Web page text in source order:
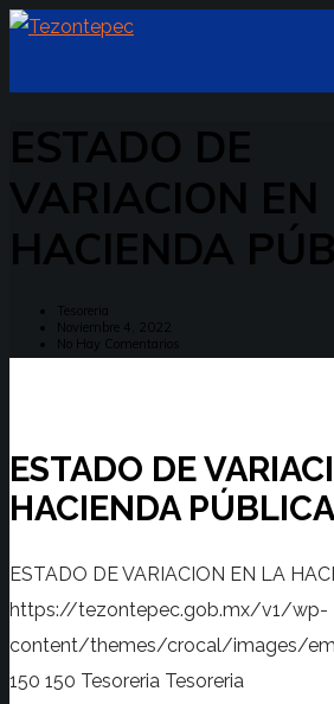
ESTADO DE
VARIACION EN
HACIENDA
Tesoreria
Noviembre 4, 2022
No Hay Comentarios
ESTADO DE
HACIENDA PÚBLICA
ESTADO DE VARIACION EN LA
https://tezontepec.gob.mx/v1/wp-
content/themes/crocal/images/
150 150 Tesoreria Tesoreria